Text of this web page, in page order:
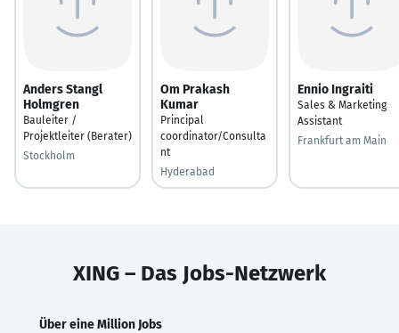
Anders Stangl
Holmgren
Bauleiter /
Projektleiter (Berater)
Stockholm
Om Prakash
Kumar
Principal
coordinator/Consulta
nt
Hyderabad
Ennio Ingraiti
Sales & Marketing
Assistant
Frankfurt am Main
XING – Das Jobs-Netzwerk
Über eine Million Jobs